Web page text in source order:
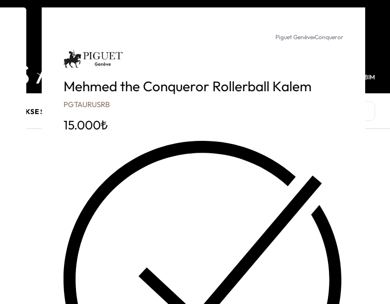
HESABIM
PURO AKSESUARLARI
Piguet Genève›Conqueror
Mehmed the Conqueror Rollerball Kalem
PGTAURUSRB
15.000₺